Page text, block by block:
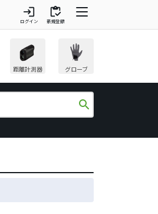
login
ログイン
inventory
新規登録
距離計測器 グローブ
search